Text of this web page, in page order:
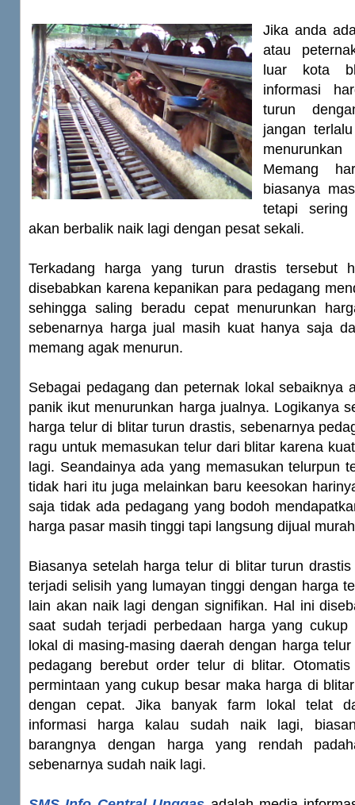
Jika anda
atau
luar kota
informasi
turun
jangan
Memang
biasanya
tetapi
akan berbalik naik lagi dengan pesat sekali.
Terkadang harga yang turun drastis tersebut
disebabkan karena kepanikan para pedagang
sehingga saling beradu cepat menurunkan
sebenarnya harga jual masih kuat hanya saja
memang agak menurun.
Sebagai pedagang dan peternak lokal sebaiknya
panik ikut menurunkan harga jualnya. Logikanya
harga telur di blitar turun drastis, sebenarnya
ragu untuk memasukan telur dari blitar karena
lagi. Seandainya ada yang memasukan telurpun
tidak hari itu juga melainkan baru keesokan
saja tidak ada pedagang yang bodoh
harga pasar masih tinggi tapi langsung dijual
Biasanya setelah harga telur di blitar turun
terjadi selisih yang lumayan tinggi dengan harga
lain akan naik lagi dengan signifikan. Hal ini
saat sudah terjadi perbedaan harga yang cukup
lokal di masing-masing daerah dengan harga
pedagang berebut order telur di blitar.
permintaan yang cukup besar maka harga di
dengan cepat. Jika banyak farm lokal telat
informasi harga kalau sudah naik lagi,
barangnya dengan harga yang rendah
sebenarnya sudah naik lagi.